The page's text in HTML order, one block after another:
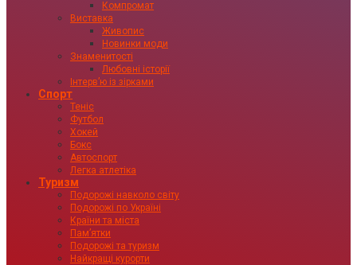
Компромат
Виставка
Живопис
Новинки моди
Знаменитості
Любовні історії
Інтервʼю із зірками
Спорт
Теніс
Футбол
Хокей
Бокс
Автоспорт
Легка атлетіка
Туризм
Подорожі навколо світу
Подорожі по Україні
Країни та міста
Пам’ятки
Подорожі та туризм
Найкращі курорти